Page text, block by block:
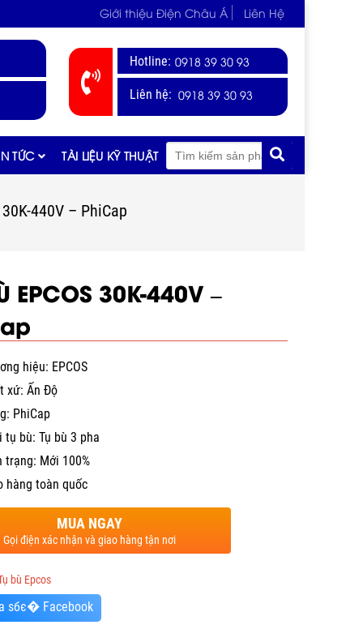
Giới thiệu Điện Châu Á Liên Hệ
Hotline: 0918 39 30 93
Liên hệ: 0918 39 30 93
TỨC TÀI LIỆU KỸ THUẬT
30K-440V – PhiCap
EPCOS 30K-440V –
hiệu: EPCOS
xứ: Ấn Độ
PhiCap
tụ bù: Tụ bù 3 pha
trạng: Mới 100%
hàng toàn quốc
MUA NGAY
Gọi điện xác nhận và giao hàng tận nơi
bù Epcos
sбє� Facebook